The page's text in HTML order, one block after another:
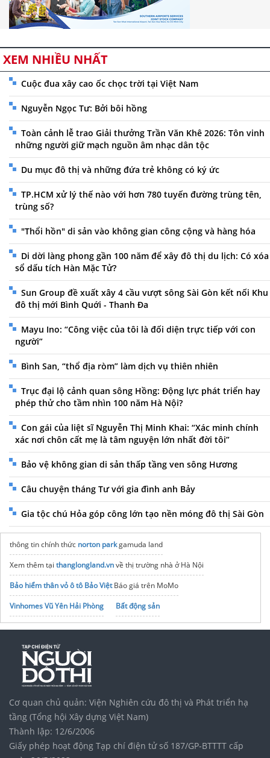
XEM NHIỀU NHẤT
Cuộc đua xây cao ốc chọc trời tại Việt Nam
Nguyễn Ngọc Tư: Bởi bôi hồng
Toàn cảnh lễ trao Giải thưởng Trần Văn Khê 2026: Tôn vinh
những người giữ mạch nguồn âm nhạc dân tộc
Du mục đô thị và những đứa trẻ không có ký ức
TP.HCM xử lý thế nào với hơn 780 tuyến đường trùng tên,
trùng số?
"Thổi hồn" di sản vào không gian công cộng và hàng hóa
Di dời làng phong gần 100 năm để xây đô thị du lịch: Có xóa
sổ dấu tích Hàn Mặc Tử?
Sun Group đề xuất xây 4 cầu vượt sông Sài Gòn kết nối Khu
đô thị mới Bình Quới - Thanh Đa
Mayu Ino: “Công việc của tôi là đối diện trực tiếp với con
người”
Bình San, “thổ địa ròm” làm dịch vụ thiên nhiên
Trục đại lộ cảnh quan sông Hồng: Động lực phát triển hay
phép thử cho tầm nhìn 100 năm Hà Nội?
Con gái của liệt sĩ Nguyễn Thị Minh Khai: “Xác minh chính
xác nơi chôn cất mẹ là tâm nguyện lớn nhất đời tôi”
Bảo vệ không gian di sản thấp tầng ven sông Hương
Câu chuyện tháng Tư với gia đình anh Bảy
Gia tộc chú Hỏa góp công lớn tạo nền móng đô thị Sài Gòn
thông tin chính thức norton parkgamuda land
Xem thêm tại thanglongland.vnvề thị trường nhà ở Hà Nội
Bảo hiểm thân vỏ ô tô Bảo ViệtBáo giá trên MoMo
Vinhomes Vũ Yên Hải Phòng
Bất động sản
Vinhomes Saigon Park
noxh K Home Avenue Nhơn Trạch
Tập đoàn Bcons Group
Xe đạp trợ lực
Báo giá
Cơ quan chủ quản: Viện Nghiên cứu đô thị và Phát triển hạ
tầng (Tổng hội Xây dựng Việt Nam)
Thành lập: 12/6/2006
Giấy phép hoạt động Tạp chí điện tử số 187/GP-BTTTT cấp